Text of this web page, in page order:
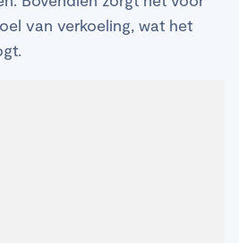
van verkoeling, wat het